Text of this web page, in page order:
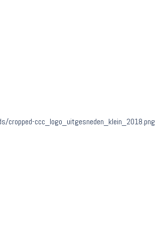
cropped-ccc_logo_uitgesneden_klein_2018.png